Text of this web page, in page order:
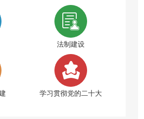
法制建设
学习贯彻党的二十大